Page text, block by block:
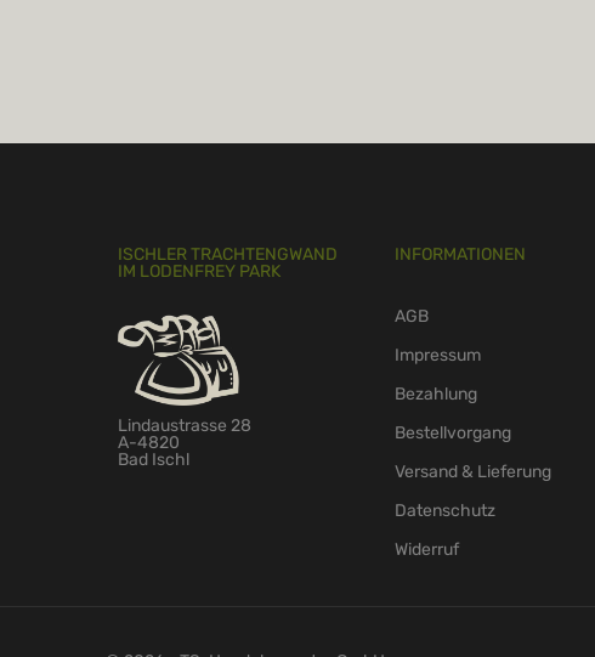
ISCHLER TRACHTENGWAND
IM LODENFREY PARK
Lindaustrasse 28
A-4820
Bad Ischl
INFORMATIONEN
AGB
Impressum
Bezahlung
Bestellvorgang
Versand & Lieferung
Datenschutz
Widerruf